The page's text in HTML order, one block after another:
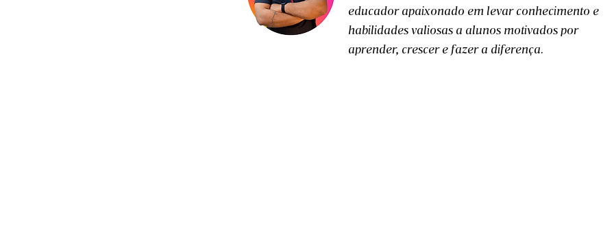
educador apaixonado em levar conhecimento e
habilidades valiosas a alunos motivados por
aprender, crescer e fazer a diferença.